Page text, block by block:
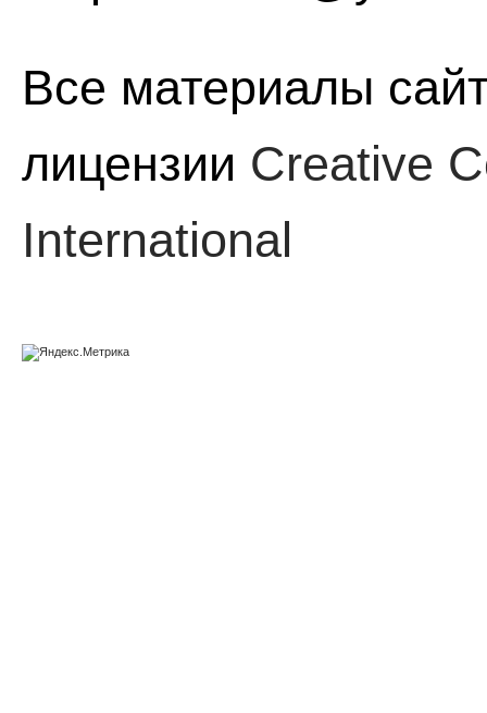
Все материалы
лицензии Creative
International